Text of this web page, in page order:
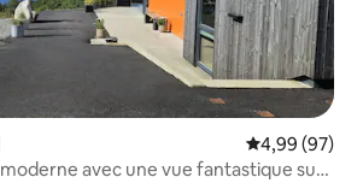
Note
4,99 (97)
avec une vue fantastique sur